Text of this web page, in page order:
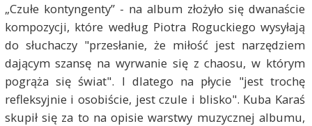
„Czułe kontyngenty” - na album złożyło się dwanaście
kompozycji, które według Piotra Roguckiego wysyłają
do słuchaczy "przesłanie, że miłość jest narzędziem
dającym szansę na wyrwanie się z chaosu, w którym
pogrąża się świat". I dlatego na płycie "jest trochę
refleksyjnie i osobiście, jest czule i blisko". Kuba Karaś
skupił się za to na opisie warstwy muzycznej albumu,